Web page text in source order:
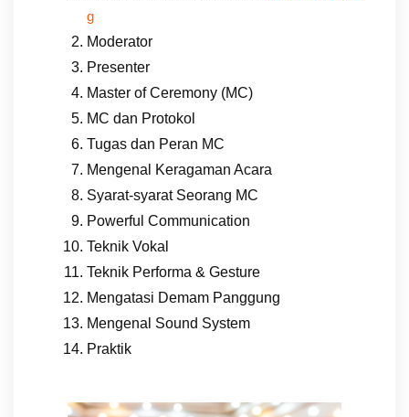
g
Moderator
Presenter
Master of Ceremony (MC)
MC dan Protokol
Tugas dan Peran MC
Mengenal Keragaman Acara
Syarat-syarat Seorang MC
Powerful Communication
Teknik Vokal
Teknik Performa & Gesture
Mengatasi Demam Panggung
Mengenal Sound System
Praktik